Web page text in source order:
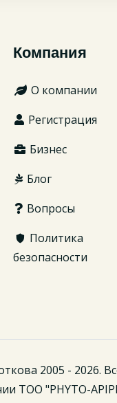
Компания
О компании
Регистрация
Бизнес
Блог
Вопросы
Политика
безопасности
2005 - 2026.
ТОО "PHYTO-